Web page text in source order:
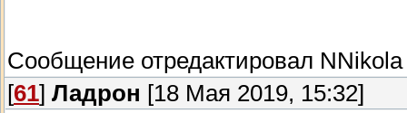
Сообщение отредактировал NNikola
[61] Ладрон [18 Мая 2019, 15:32]